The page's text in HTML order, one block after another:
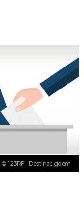
© 123RF - Destinacigdem